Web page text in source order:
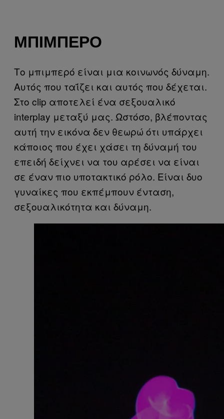
ΜΠΙΜΠΕΡΌ
Το μπιμπερό είναι μια κοινωνός δύναμη.
Αυτός που ταΐζει και αυτός που δέχεται.
Στο clip αποτελεί ένα σεξουαλικό
interplay μεταξύ μας. Ωστόσο, βλέποντας
αυτή την εικόνα δεν θεωρώ ότι υπάρχει
κάποιος που έχει χάσει τη δύναμή του
επειδή δείχνει να του αρέσει να είναι
σε έναν πιο υποτακτικό ρόλο. Είναι δυο
γυναίκες που εκπέμπουν ένταση,
σεξουαλικότητα και δύναμη.